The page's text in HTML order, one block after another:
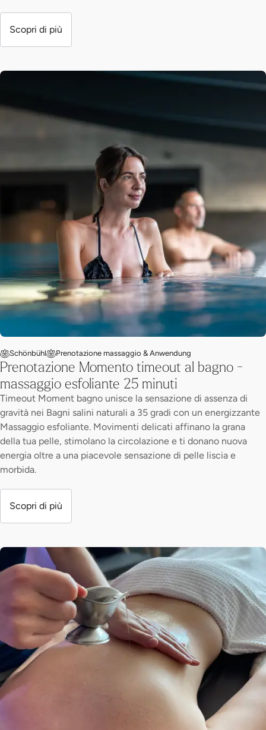
Scopri di più
Schönbühl Prenotazione massaggio & Anwendung
Prenotazione Momento timeout al bagno -
massaggio esfoliante 25 minuti
Timeout Moment bagno unisce la sensazione di assenza di
gravità nei Bagni salini naturali a 35 gradi con un energizzante
Massaggio esfoliante. Movimenti delicati affinano la grana
della tua pelle, stimolano la circolazione e ti donano nuova
energia oltre a una piacevole sensazione di pelle liscia e
morbida.
Scopri di più